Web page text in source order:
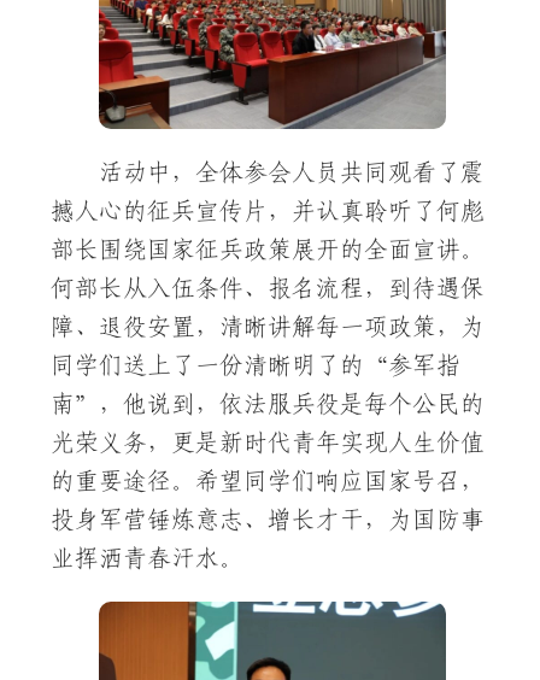
活动中，全体参会人员共同观看了震
撼人心的征兵宣传片，并认真聆听了何彪
部长围绕国家征兵政策展开的全面宣讲。
何部长从入伍条件、报名流程，到待遇保
障、退役安置，清晰讲解每一项政策，为
同学们送上了一份清晰明了的“参军指
南”，他说到，依法服兵役是每个公民的
光荣义务，更是新时代青年实现人生价值
的重要途径。希望同学们响应国家号召，
投身军营锤炼意志、增长才干，为国防事
业挥洒青春汗水。